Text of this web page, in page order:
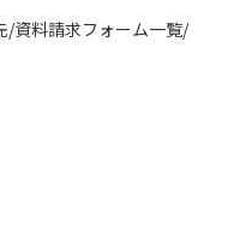
/資料請求フォーム一覧/